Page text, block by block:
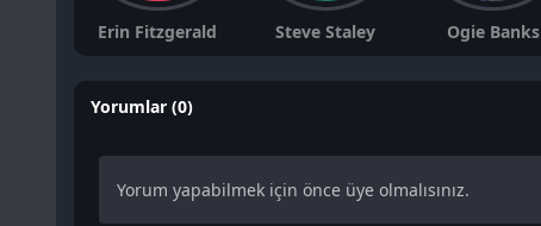
Erin Fitzgerald Steve Staley Ogie Banks
Yorumlar (0)
Yorum yapabilmek için önce üye olmalısınız.